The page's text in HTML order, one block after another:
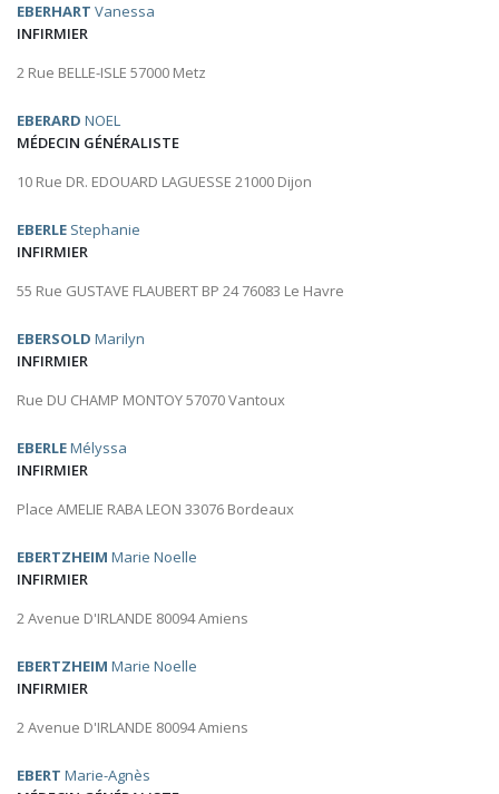
EBERHART Vanessa
INFIRMIER
2 Rue BELLE-ISLE 57000 Metz
EBERARD NOEL
MÉDECIN GÉNÉRALISTE
10 Rue DR. EDOUARD LAGUESSE 21000 Dijon
EBERLE Stephanie
INFIRMIER
55 Rue GUSTAVE FLAUBERT BP 24 76083 Le Havre
EBERSOLD Marilyn
INFIRMIER
Rue DU CHAMP MONTOY 57070 Vantoux
EBERLEMélyssa
INFIRMIER
Place AMELIE RABA LEON 33076 Bordeaux
EBERTZHEIM Marie Noelle
INFIRMIER
2 Avenue D'IRLANDE 80094 Amiens
EBERTZHEIM Marie Noelle
INFIRMIER
2 Avenue D'IRLANDE 80094 Amiens
EBERT Marie-Agnès